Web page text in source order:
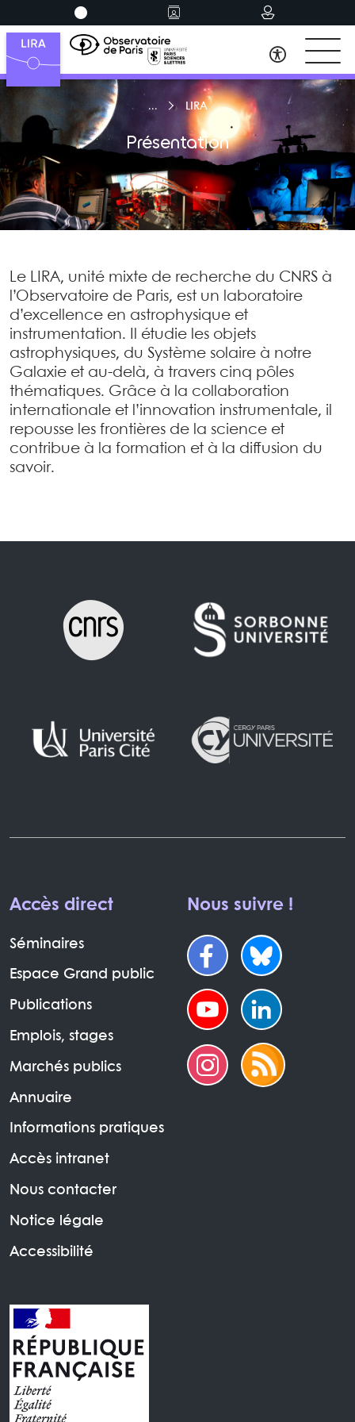
LIRA
Présentation
Le LIRA, unité mixte de recherche du CNRS à
l’Observatoire de Paris, est un laboratoire
d’excellence en astrophysique et
instrumentation. Il étudie les objets
astrophysiques, du Système solaire à notre
Galaxie et au-delà, à travers cinq pôles
thématiques. Grâce à la collaboration
internationale et l’innovation instrumentale, il
repousse les frontières de la science et
contribue à la formation et à la diffusion du
savoir.
Accès direct
Séminaires
Espace Grand public
Publications
Emplois, stages
Marchés publics
Annuaire
Informations pratiques
Accès intranet
Nous contacter
Notice légale
Accessibilité
Nous suivre !